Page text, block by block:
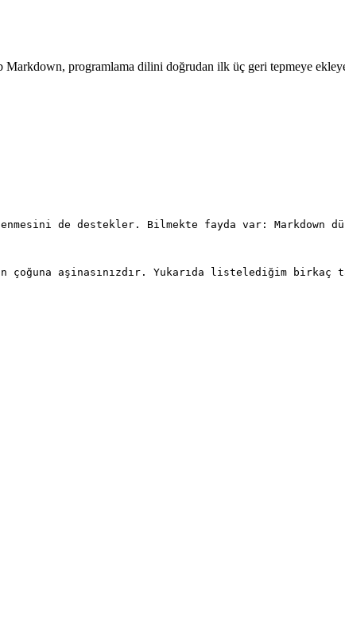
programlama dilini doğrudan ilk üç geri tepmeye
de destekler. Bilmekte fayda var:
çoğuna aşinasınızdır. Yukarıda listelediğim